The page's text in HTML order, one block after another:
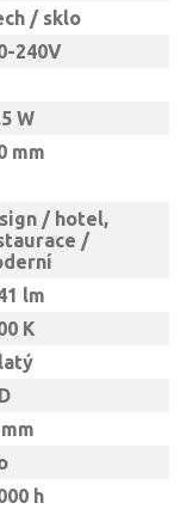
/ sklo
240V
W
mm
/ hotel,
/
lm
K
h